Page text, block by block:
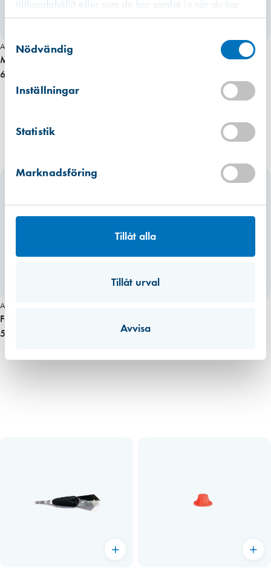
tillhandahållit eller som de har samlat in när du har
använt deras tjänster.
Nödvändig
Inställningar
Statistik
Marknadsföring
Tillåt alla
Tillåt urval
Avvisa
Art. nr 2889
Munstycke plast 10 cm för patron 25st/fp
6,55 kr
Art. nr 3080
Fogfixaren, Caulk Finisher
53,00 kr
69,00 kr
Finns i lager (159 st)
Finns i lager (135 st)
Hitta hit
Hitta hit